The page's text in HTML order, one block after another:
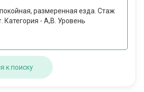
размеренная езда. Стаж
Категория - A,B. Уровень
к поиску